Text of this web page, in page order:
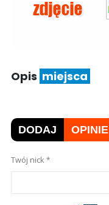
Opis miejsca
DODAJ OPINIE
Twój nick